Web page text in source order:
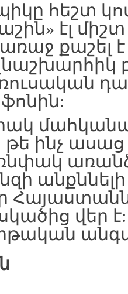
հեշտ
էլ
քաշել է
թե ինչ
Հայաստանն
վեր